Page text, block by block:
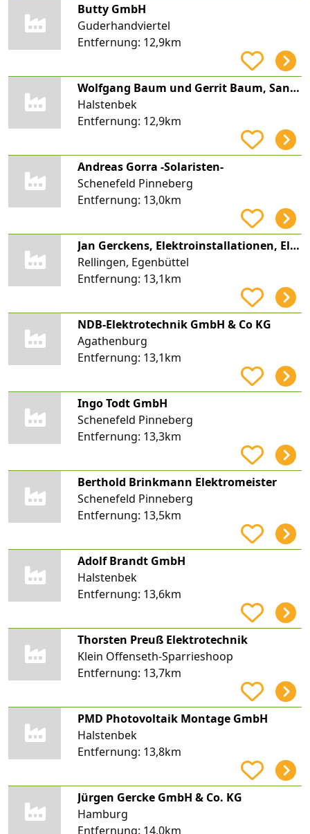
Butty GmbH
Guderhandviertel
Entfernung: 12,9km
Wolfgang Baum und Gerrit Baum, Sanitärtechnik
Halstenbek
Entfernung: 12,9km
Andreas Gorra -Solaristen-
Schenefeld Pinneberg
Entfernung: 13,0km
Jan Gerckens, Elektroinstallationen, Elektro Gerckens
Rellingen, Egenbüttel
Entfernung: 13,1km
NDB-Elektrotechnik GmbH & Co KG
Agathenburg
Entfernung: 13,1km
Ingo Todt GmbH
Schenefeld Pinneberg
Entfernung: 13,3km
Berthold Brinkmann Elektromeister
Schenefeld Pinneberg
Entfernung: 13,5km
Adolf Brandt GmbH
Halstenbek
Entfernung: 13,6km
Thorsten Preuß Elektrotechnik
Klein Offenseth-Sparrieshoop
Entfernung: 13,7km
PMD Photovoltaik Montage GmbH
Halstenbek
Entfernung: 13,8km
Jürgen Gercke GmbH & Co. KG
Hamburg
Entfernung: 14,0km